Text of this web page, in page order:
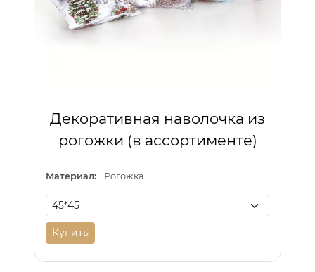
Декоративная наволочка из
рогожки (в ассортименте)
Материал: Рогожка
Купить